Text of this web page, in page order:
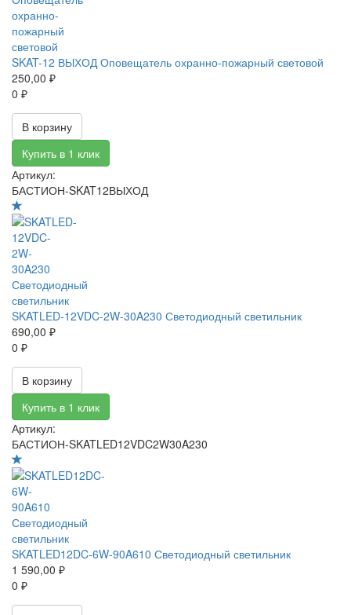
SKAT-12 ВЫХОД Оповещатель охранно-пожарный световой
250,00 ₽
0 ₽
В корзину
Купить в 1 клик
Артикул:
БАСТИОН-SKAT12ВЫХОД
SKATLED-12VDC-2W-30A230 Светодиодный светильник
690,00 ₽
0 ₽
В корзину
Купить в 1 клик
Артикул:
БАСТИОН-SKATLED12VDC2W30A230
SKATLED12DC-6W-90A610 Светодиодный светильник
1 590,00 ₽
0 ₽